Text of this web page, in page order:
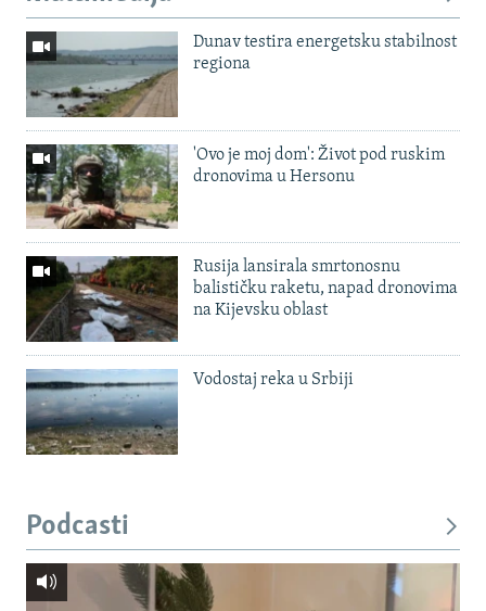
Dunav testira energetsku stabilnost
regiona
'Ovo je moj dom': Život pod ruskim
dronovima u Hersonu
Rusija lansirala smrtonosnu
balističku raketu, napad dronovima
na Kijevsku oblast
Vodostaj reka u Srbiji
Podcasti